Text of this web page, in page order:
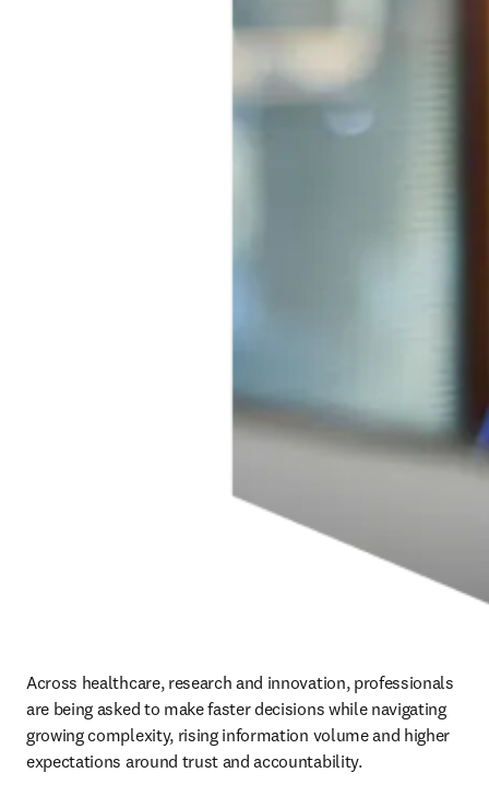
Across healthcare, research and innovation, professionals
are being asked to make faster decisions while navigating
growing complexity, rising information volume and higher
expectations around trust and accountability.